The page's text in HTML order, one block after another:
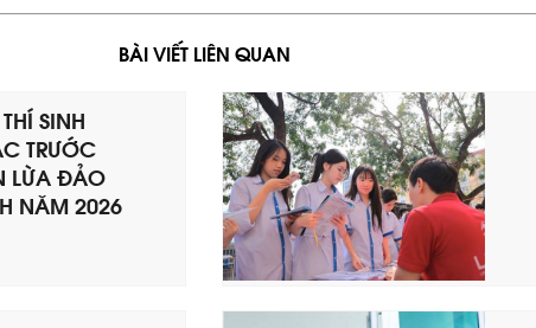
BÀI VIẾT LIÊN QUAN
SINH
TRƯỚC
LỪA ĐẢO
NĂM 2026